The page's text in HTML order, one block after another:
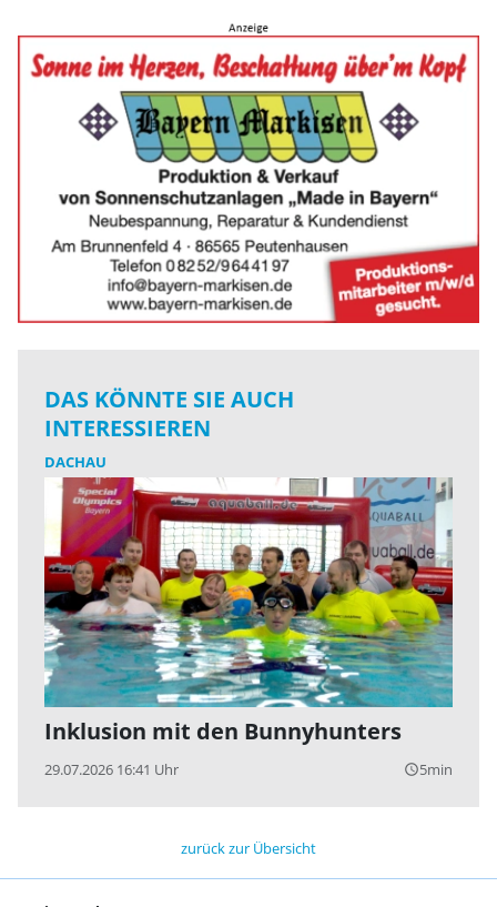
DAS KÖNNTE SIE AUCH
INTERESSIEREN
DACHAU
Inklusion mit den Bunnyhunters
29.07.2026 16:41 Uhr query_builder5min
zurück zur Übersicht